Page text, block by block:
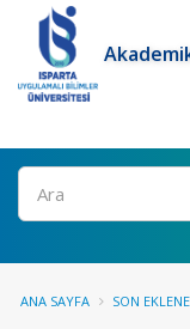
Ara
ANA SAYFA SON